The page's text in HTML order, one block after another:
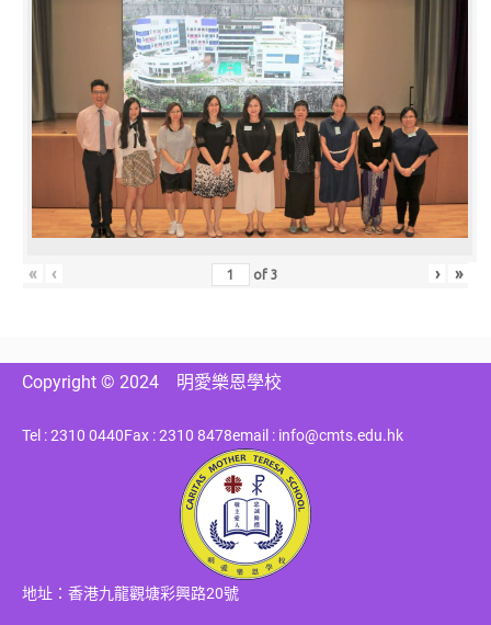
« ‹ of3 › »
Copyright © 2024 明愛樂恩學校
Tel : 2310 0440Fax : 2310 8478email : info@cmts.edu.hk
地址：香港九龍觀塘彩興路20號